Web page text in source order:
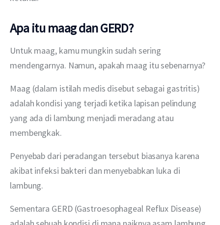
Apa itu maag dan GERD?
Untuk maag, kamu mungkin sudah sering
mendengarnya. Namun, apakah maag itu sebenarnya?
Maag (dalam istilah medis disebut sebagai gastritis)
adalah kondisi yang terjadi ketika lapisan pelindung
yang ada di lambung menjadi meradang atau
membengkak.
Penyebab dari peradangan tersebut biasanya karena
akibat infeksi bakteri dan menyebabkan luka di
lambung.
Sementara GERD (Gastroesophageal Reflux Disease)